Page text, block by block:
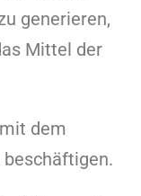
generieren,
Mittel der
dem